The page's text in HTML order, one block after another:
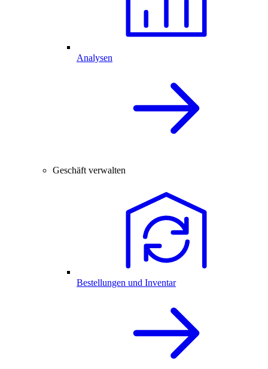
Analysen
Geschäft verwalten
Bestellungen und Inventar